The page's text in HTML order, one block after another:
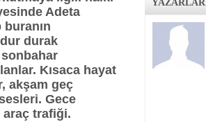
Adeta
durak
Kısaca hayat
akşam geç
Gece
trafiği.
YAZARLAR